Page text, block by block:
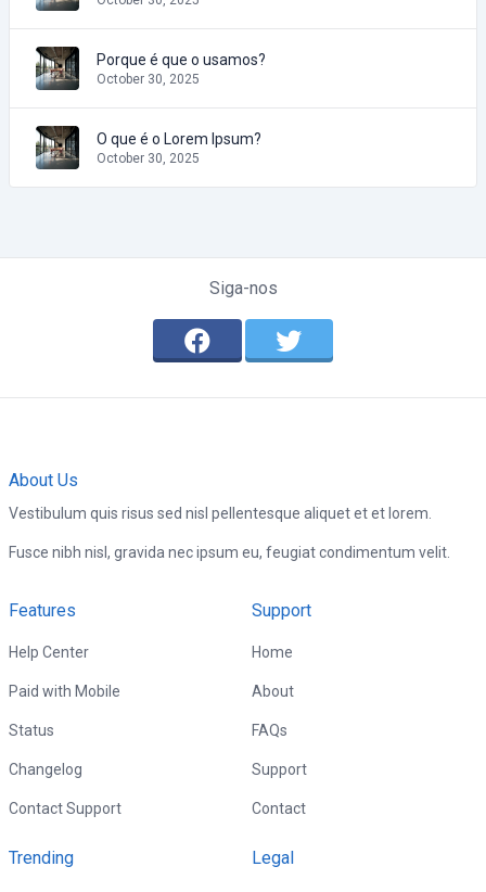
Porque é que o usamos?
October 30, 2025
O que é o Lorem Ipsum?
October 30, 2025
Siga-nos
About Us
Vestibulum quis risus sed nisl pellentesque aliquet et et lorem.
Fusce nibh nisl, gravida nec ipsum eu, feugiat condimentum velit.
Features
Help Center
Paid with Mobile
Status
Changelog
Contact Support
Support
Home
About
FAQs
Support
Contact
Trending Legal